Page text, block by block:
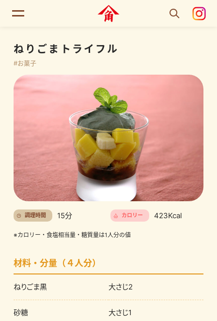
ねりごまトライフル
#お菓子
調理時間 15分 カロリー 423Kcal
※カロリー・食塩相当量・糖質量は1人分の値
材料・分量（４人分）
ねりごま黒 大さじ2
砂糖 大さじ1